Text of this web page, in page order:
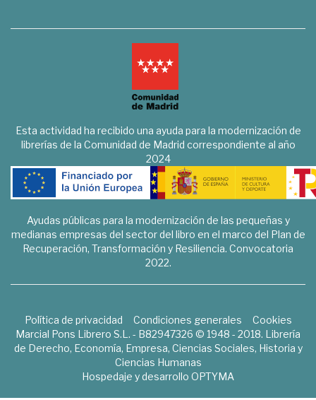
Esta actividad ha recibido una ayuda para la modernización de
librerías de la Comunidad de Madrid correspondiente al año
2024
Ayudas públicas para la modernización de las pequeñas y
medianas empresas del sector del libro en el marco del Plan de
Recuperación, Transformación y Resiliencia. Convocatoria
2022.
Política de privacidad Condiciones generales
Cookies
Marcial Pons Librero S.L. - B82947326 © 1948 - 2018. Librería
de Derecho, Economía, Empresa, Ciencias Sociales, Historia y
Ciencias Humanas
Hospedaje y desarrollo OPTYMA